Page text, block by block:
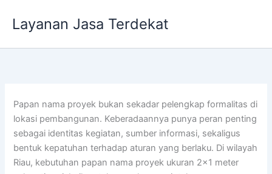
Layanan Jasa Terdekat
Papan nama proyek bukan sekadar pelengkap formalitas di
lokasi pembangunan. Keberadaannya punya peran penting
sebagai identitas kegiatan, sumber informasi, sekaligus
bentuk kepatuhan terhadap aturan yang berlaku. Di wilayah
Riau, kebutuhan papan nama proyek ukuran 2×1 meter